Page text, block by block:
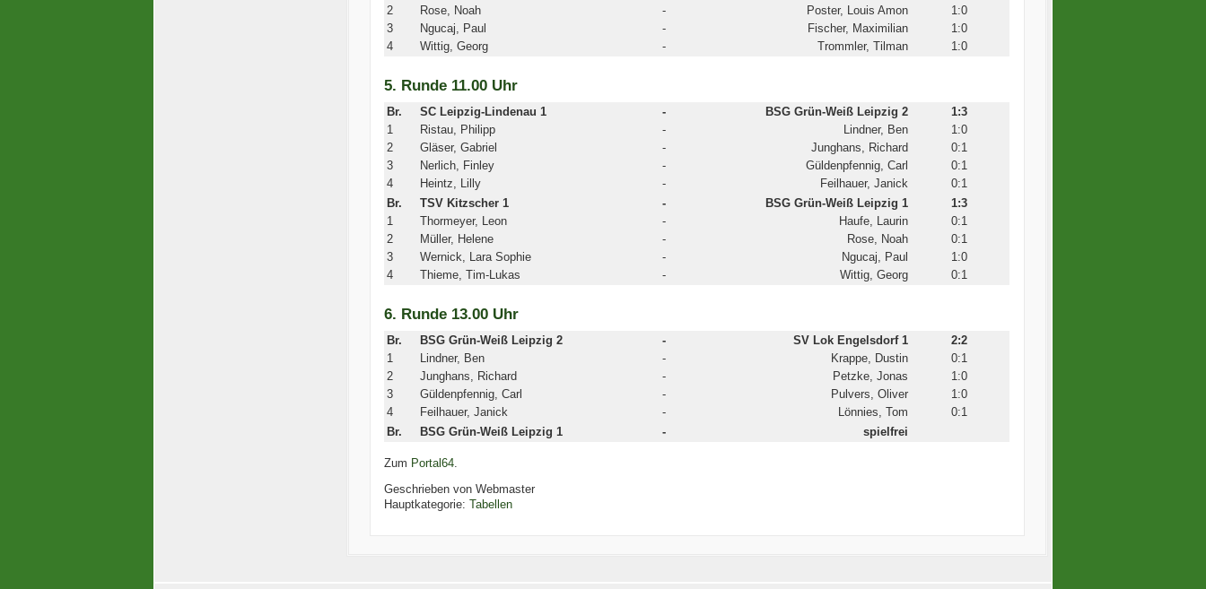
2
Rose, Noah - Poster, Louis Amon
1:0
3
Ngucaj, Paul - Fischer, Maximilian
1:0
4
Wittig, Georg - Trommler, Tilman 1:0
5. Runde 11.00 Uhr
Br. SC Leipzig-Lindenau 1 - BSG Grün-Weiß Leipzig 2
1:3
1
Ristau, Philipp - Lindner, Ben
1:0
2
Gläser, Gabriel - Junghans, Richard
0:1
3
Nerlich, Finley - Güldenpfennig, Carl
0:1
4
Heintz, Lilly - Feilhauer, Janick
0:1
Br.
TSV Kitzscher 1 - BSG Grün-Weiß Leipzig 1
1:3
1
Thormeyer, Leon - Haufe, Laurin
0:1
2
Müller, Helene - Rose, Noah
0:1
3
Wernick, Lara Sophie - Ngucaj, Paul
1:0
4
Thieme, Tim-Lukas - Wittig, Georg 0:1
6. Runde 13.00 Uhr
Br. BSG Grün-Weiß Leipzig 2 - SV Lok Engelsdorf 1
2:2
1
Lindner, Ben - Krappe, Dustin
0:1
2
Junghans, Richard - Petzke, Jonas
1:0
3
Güldenpfennig, Carl - Pulvers, Oliver
1:0
4
Feilhauer, Janick - Lönnies, Tom
0:1
Br.
BSG Grün-Weiß Leipzig 1 - spielfrei
Zum Portal64
Geschrieben von Webmaster
Hauptkategorie: Tabellen